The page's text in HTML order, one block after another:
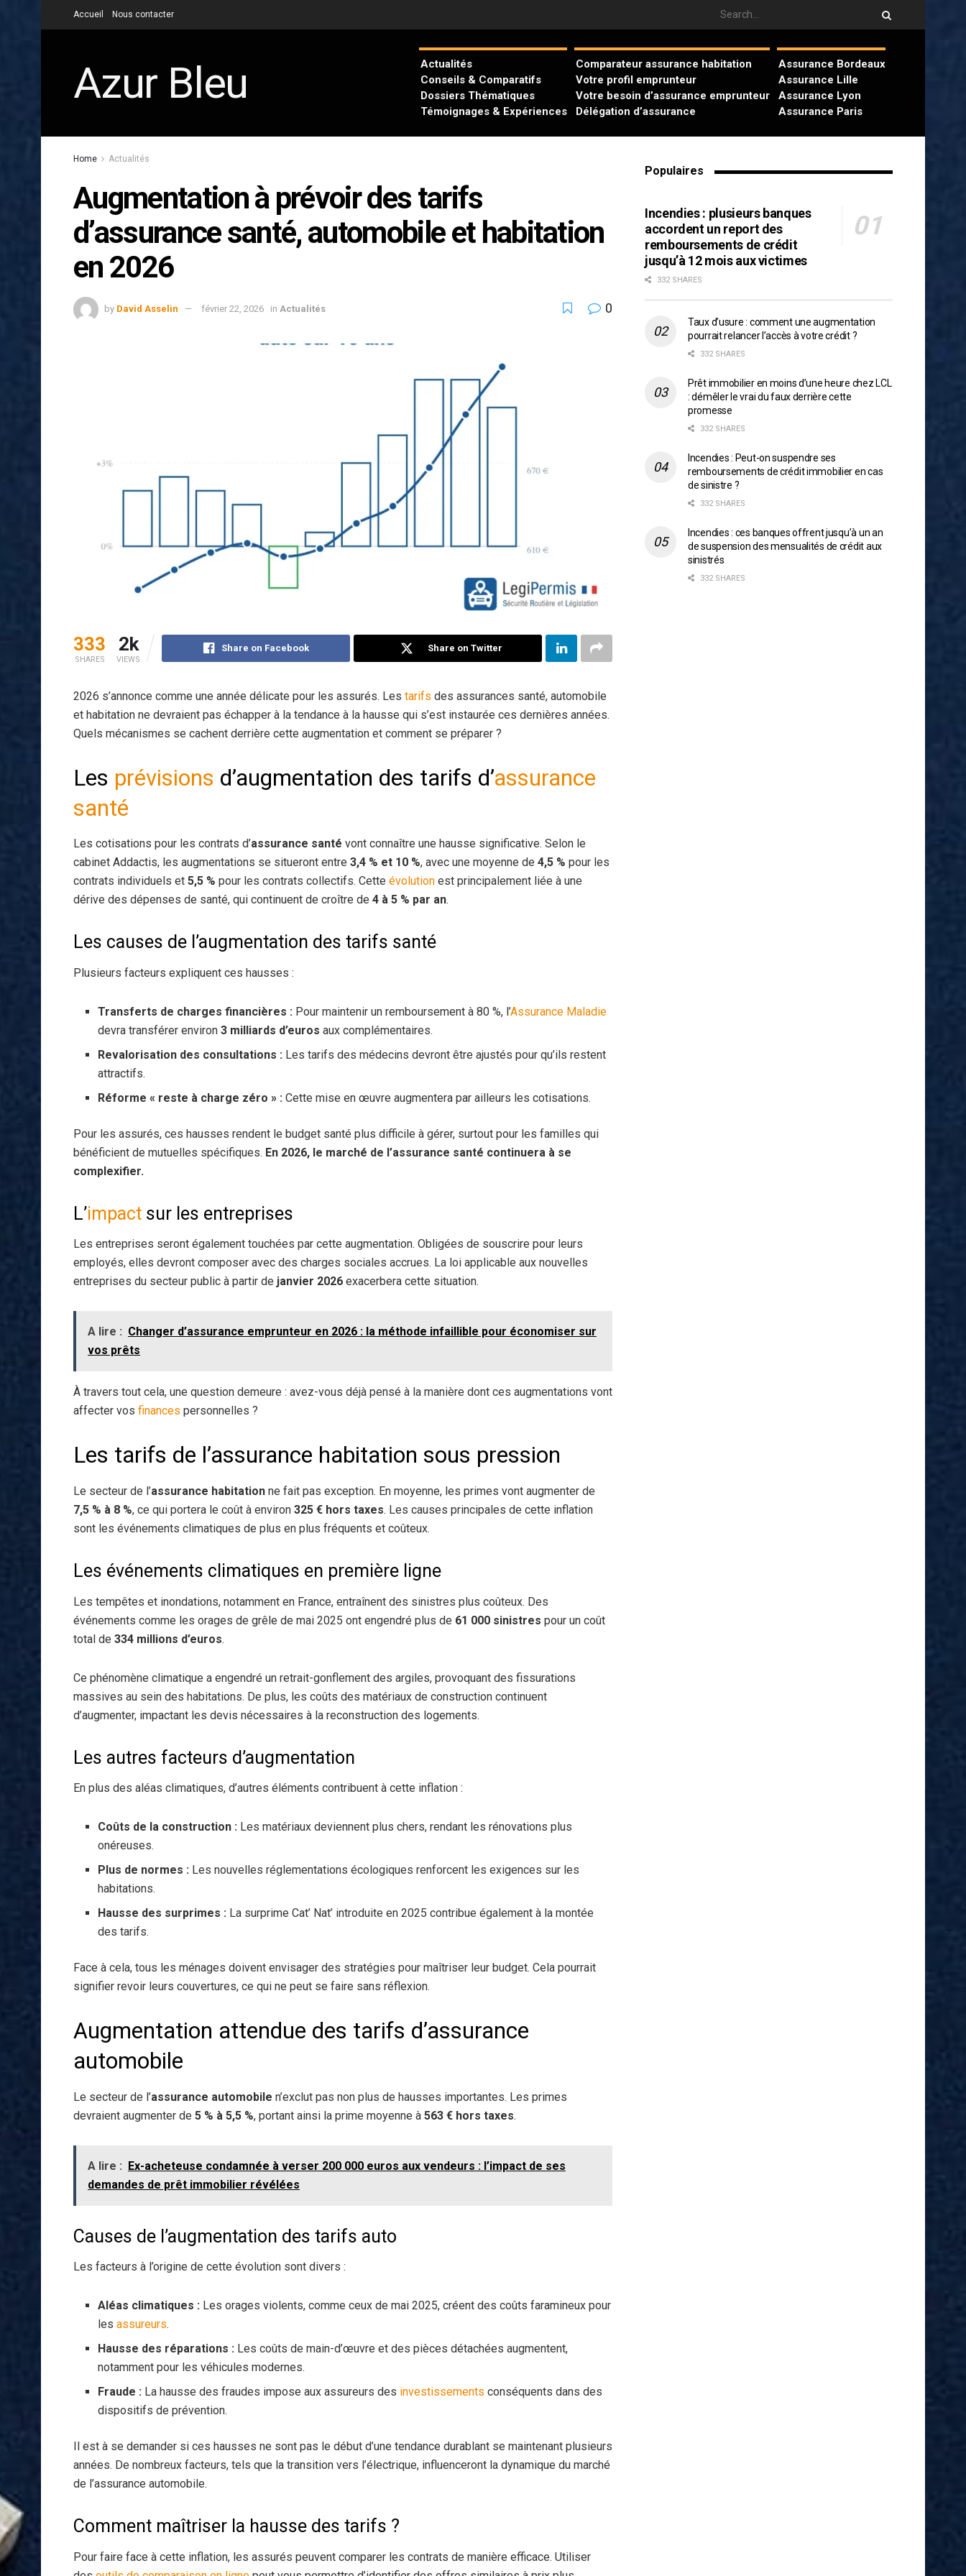
Accueil Nous contacter
Azur Bleu
Actualités
Conseils & Comparatifs
Dossiers Thématiques
Témoignages & Expériences
Comparateur assurance habitation
Votre profil emprunteur
Votre besoin d’assurance emprunteur
Délégation d’assurance
Assurance Bordeaux
Assurance Lille
Assurance Lyon
Assurance Paris
Home Actualités
Augmentation à prévoir des tarifs
d’assurance santé, automobile et habitation
en 2026
by David Asselin février 22, 2026 in Actualités 0
333
SHARES
2k
VIEWS
Share on Facebook Share on Twitter
2026 s’annonce comme une année délicate pour les assurés. Les tarifs des assurances santé, automobile
et habitation ne devraient pas échapper à la tendance à la hausse qui s’est instaurée ces dernières années.
Quels mécanismes se cachent derrière cette augmentation et comment se préparer ?
Les prévisions d’augmentation des tarifs d’assurance
santé
Les cotisations pour les contrats d’assurance santé vont connaître une hausse significative. Selon le
cabinet Addactis, les augmentations se situeront entre 3,4 % et 10 %, avec une moyenne de 4,5 % pour les
contrats individuels et 5,5 % pour les contrats collectifs. Cette évolution est principalement liée à une
dérive des dépenses de santé, qui continuent de croître de 4 à 5 % par an.
Les causes de l’augmentation des tarifs santé
Plusieurs facteurs expliquent ces hausses :
Transferts de charges financières : Pour maintenir un remboursement à 80 %, l’Assurance Maladie
devra transférer environ3 milliards d’euros aux complémentaires.
Revalorisation des consultations : Les tarifs des médecins devront être ajustés pour qu’ils restent
attractifs.
Réforme « reste à charge zéro » : Cette mise en œuvre augmentera par ailleurs les cotisations.
Pour les assurés, ces hausses rendent le budget santé plus difficile à gérer, surtout pour les familles qui
bénéficient de mutuelles spécifiques. En 2026, le marché de l’assurance santé continuera à se
complexifier.
L’impact sur les entreprises
Les entreprises seront également touchées par cette augmentation. Obligées de souscrire pour leurs
employés, elles devront composer avec des charges sociales accrues. La loi applicable aux nouvelles
entreprises du secteur public à partir de janvier 2026 exacerbera cette situation.
A lire : Changer d’assurance emprunteur en 2026 : la méthode infaillible pour économiser sur
vos prêts
À travers tout cela, une question demeure : avez-vous déjà pensé à la manière dont ces augmentations vont
affecter vos finances personnelles ?
Les tarifs de l’assurance habitation sous pression
Le secteur de l’assurance habitation ne fait pas exception. En moyenne, les primes vont augmenter de
7,5 % à 8 %, ce qui portera le coût à environ 325 € hors taxes. Les causes principales de cette inflation
sont les événements climatiques de plus en plus fréquents et coûteux.
Les événements climatiques en première ligne
Les tempêtes et inondations, notamment en France, entraînent des sinistres plus coûteux. Des
événements comme les orages de grêle de mai 2025 ont engendré plus de 61 000 sinistres pour un coût
total de 334 millions d’euros.
Ce phénomène climatique a engendré un retrait-gonflement des argiles, provoquant des fissurations
massives au sein des habitations. De plus, les coûts des matériaux de construction continuent
d’augmenter, impactant les devis nécessaires à la reconstruction des logements.
Les autres facteurs d’augmentation
En plus des aléas climatiques, d’autres éléments contribuent à cette inflation :
Coûts de la construction : Les matériaux deviennent plus chers, rendant les rénovations plus
onéreuses.
Plus de normes : Les nouvelles réglementations écologiques renforcent les exigences sur les
habitations.
Hausse des surprimes : La surprime Cat’ Nat’ introduite en 2025 contribue également à la montée
des tarifs.
Face à cela, tous les ménages doivent envisager des stratégies pour maîtriser leur budget. Cela pourrait
signifier revoir leurs couvertures, ce qui ne peut se faire sans réflexion.
Augmentation attendue des tarifs d’assurance
automobile
Le secteur de l’assurance automobile n’exclut pas non plus de hausses importantes. Les primes
devraient augmenter de 5 % à 5,5 %, portant ainsi la prime moyenne à 563 € hors taxes.
A lire : Ex-acheteuse condamnée à verser 200 000 euros aux vendeurs : l’impact de ses
demandes de prêt immobilier révélées
Causes de l’augmentation des tarifs auto
Les facteurs à l’origine de cette évolution sont divers :
Aléas climatiques : Les orages violents, comme ceux de mai 2025, créent des coûts faramineux pour
lesassureurs.
Hausse des réparations : Les coûts de main-d’œuvre et des pièces détachées augmentent,
notamment pour les véhicules modernes.
Fraude : La hausse des fraudes impose aux assureurs des investissements conséquents dans des
dispositifs de prévention.
Il est à se demander si ces hausses ne sont pas le début d’une tendance durablant se maintenant plusieurs
années. De nombreux facteurs, tels que la transition vers l’électrique, influenceront la dynamique du marché
de l’assurance automobile.
Comment maîtriser la hausse des tarifs ?
Pour faire face à cette inflation, les assurés peuvent comparer les contrats de manière efficace. Utiliser
Populaires
Incendies : plusieurs banques
accordent un report des
remboursements de crédit
jusqu’à 12 mois aux victimes
332 SHARES
Taux d’usure : comment une augmentation
pourrait relancer l’accès à votre crédit ?
332 SHARES
Prêt immobilier en moins d’une heure chez LCL
: démêler le vrai du faux derrière cette
promesse
332 SHARES
Incendies : Peut-on suspendre ses
remboursements de crédit immobilier en cas
de sinistre ?
332 SHARES
Incendies : ces banques offrent jusqu’à un an
de suspension des mensualités de crédit aux
sinistrés
332 SHARES